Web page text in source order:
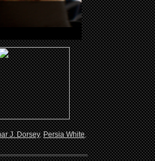
J. Dorsey,Persia White,